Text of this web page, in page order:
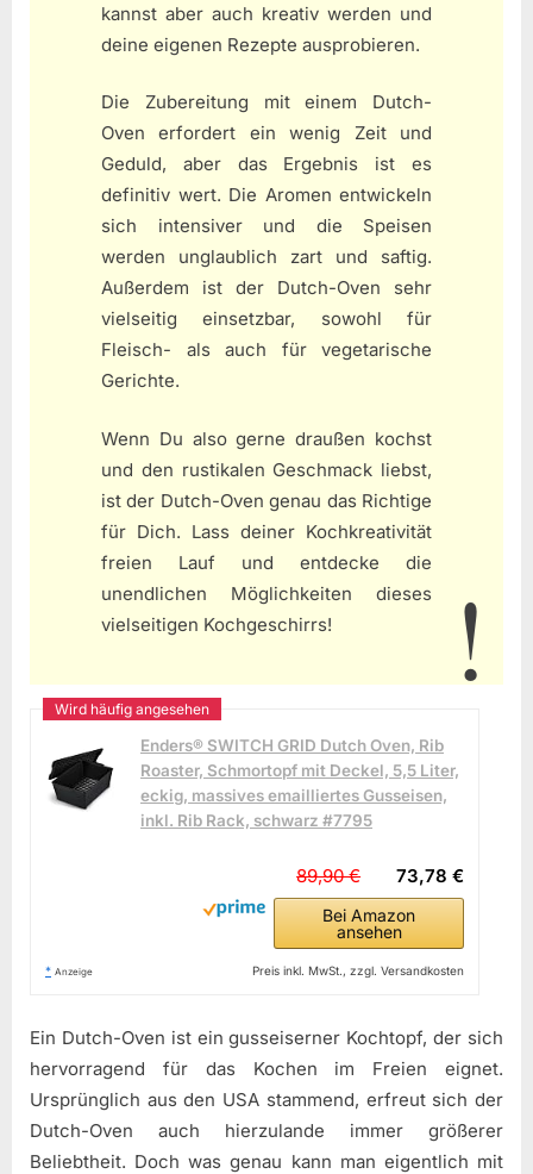
kannst aber auch kreativ werden und
deine eigenen Rezepte ausprobieren.
Die Zubereitung mit einem Dutch-
Oven erfordert ein wenig Zeit und
Geduld, aber das Ergebnis ist es
definitiv wert. Die Aromen entwickeln
sich intensiver und die Speisen
werden unglaublich zart und saftig.
Außerdem ist der Dutch-Oven sehr
vielseitig einsetzbar, sowohl für
Fleisch- als auch für vegetarische
Gerichte.
Wenn Du also gerne draußen kochst
und den rustikalen Geschmack liebst,
ist der Dutch-Oven genau das Richtige
für Dich. Lass deiner Kochkreativität
freien Lauf und entdecke die
unendlichen Möglichkeiten dieses
vielseitigen Kochgeschirrs!
Enders® SWITCH GRID Dutch Oven, Rib
Roaster, Schmortopf mit Deckel, 5,5 Liter,
eckig, massives emailliertes Gusseisen,
inkl. Rib Rack, schwarz #7795
73,78 €
89,90 €
Bei Amazon
ansehen
* Anzeige Preis inkl. MwSt., zzgl. Versandkosten
Ein Dutch-Oven ist ein gusseiserner Kochtopf, der sich
hervorragend für das Kochen im Freien eignet.
Ursprünglich aus den USA stammend, erfreut sich der
Dutch-Oven auch hierzulande immer größerer
Beliebtheit. Doch was genau kann man eigentlich mit